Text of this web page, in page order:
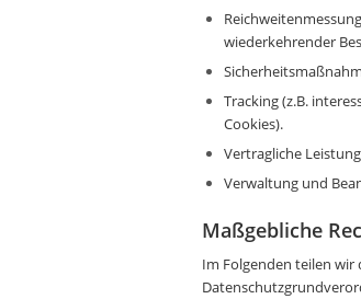
wiederkehrender
Tracking (z.B.
Cookies).
Vertragliche
Verwaltung und
Maßgebliche
Im Folgenden teilen wir